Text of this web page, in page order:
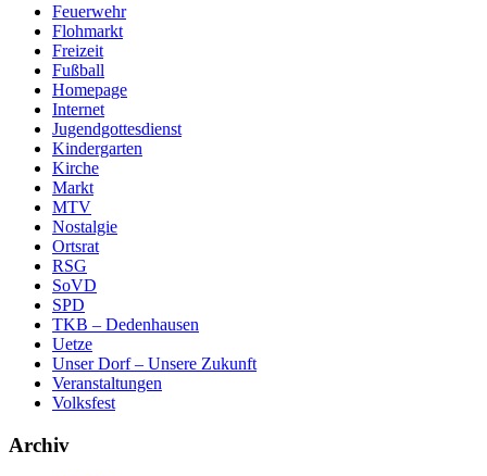
Feuerwehr
Flohmarkt
Freizeit
Fußball
Homepage
Internet
Jugendgottesdienst
Kindergarten
Kirche
Markt
MTV
Nostalgie
Ortsrat
RSG
SoVD
SPD
TKB – Dedenhausen
Uetze
Unser Dorf – Unsere Zukunft
Veranstaltungen
Volksfest
Archiv